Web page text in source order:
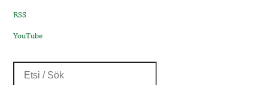
RSS
YouTube